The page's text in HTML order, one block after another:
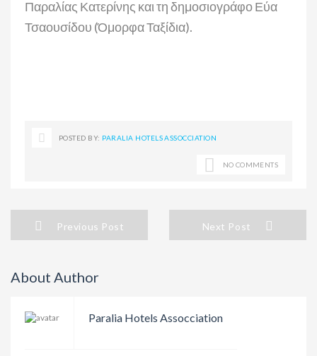
Παραλίας Κατερίνης και τη δημοσιογράφο Εύα
Τσαουσίδου (Όμορφα Ταξίδια).
POSTED BY: PARALIA HOTELS ASSOCCIATION
NO COMMENTS
Previous Post Next Post
About Author
Paralia Hotels Assocciation